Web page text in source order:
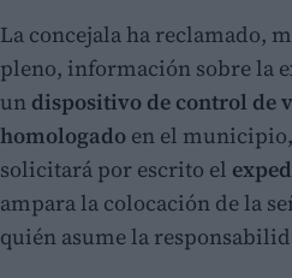
La concejala ha reclamado,
pleno, información sobre la
un dispositivo de control de
homologado en el
solicitará por escrito el
ampara la colocación de la
quién asume la